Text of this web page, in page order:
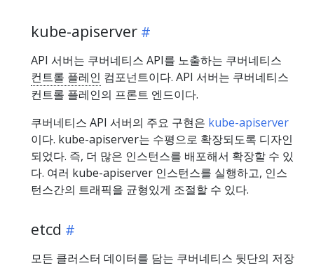
kube-apiserver
API 서버는 쿠버네티스 API를 노출하는 쿠버네티스
컨트롤 플레인 컴포넌트이다. API 서버는 쿠버네티스
컨트롤 플레인의 프론트 엔드이다.
쿠버네티스 API 서버의 주요 구현은 kube-apiserver
이다. kube-apiserver는 수평으로 확장되도록 디자인
되었다. 즉, 더 많은 인스턴스를 배포해서 확장할 수 있
다. 여러 kube-apiserver 인스턴스를 실행하고, 인스
턴스간의 트래픽을 균형있게 조절할 수 있다.
etcd
모든 클러스터 데이터를 담는 쿠버네티스 뒷단의 저장